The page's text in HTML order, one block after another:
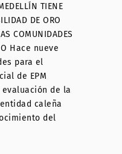
TIENE
DE ORO
COMUNIDADES
Hace nueve
para el
de EPM
de la
caleña
del